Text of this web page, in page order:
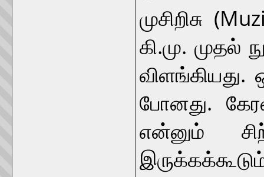
முசிறிசு
கி.மு. முதல்
விளங்கியது.
போனது.
என்னும்